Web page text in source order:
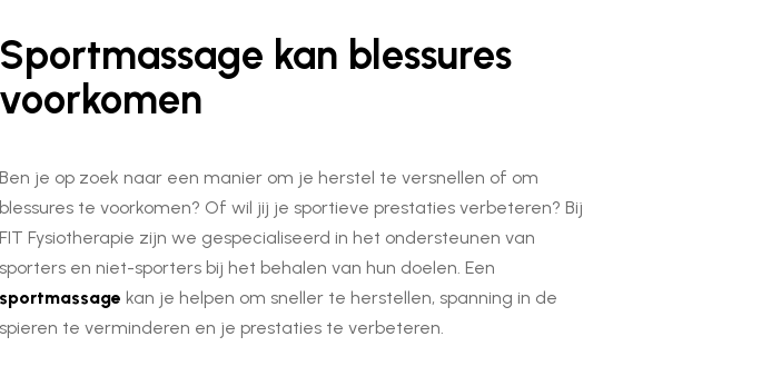
Sportmassage kan blessures
voorkomen
Ben je op zoek naar een manier om je herstel te versnellen of om
blessures te voorkomen? Of wil jij je sportieve prestaties verbeteren? Bij
FIT Fysiotherapie zijn we gespecialiseerd in het ondersteunen van
sporters en niet-sporters bij het behalen van hun doelen. Een
sportmassage kan je helpen om sneller te herstellen, spanning in de
spieren te verminderen en je prestaties te verbeteren.